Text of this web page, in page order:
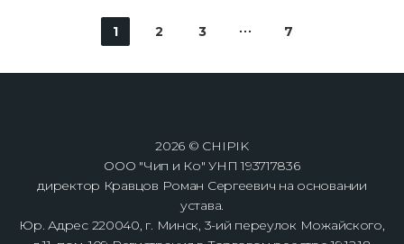
1 2 3 7
2026 © CHIPIK
ООО "Чип и Ко" УНП 193717836
директор Кравцов Роман Сергеевич на основании
устава.
Юр. Адрес 220040, г. Минск, 3-ий переулок Можайского,